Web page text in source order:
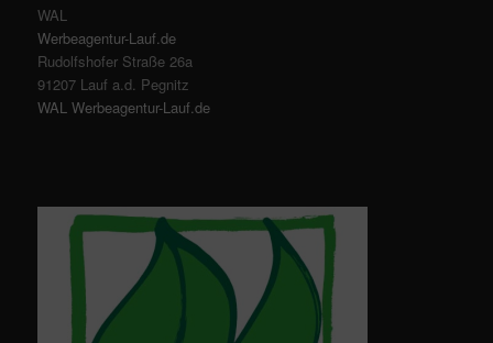
WAL
Werbeagentur-Lauf.de
Rudolfshofer Straße 26a
91207 Lauf a.d. Pegnitz
WAL Werbeagentur-Lauf.de